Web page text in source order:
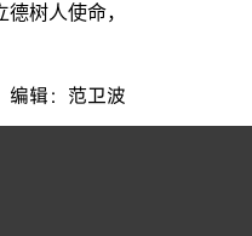
树人使命，
编辑：范卫波